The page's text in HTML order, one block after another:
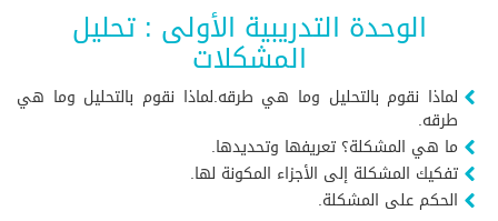
الوحدة التدريبية الأولى : تحليل
المشكلات
لماذا نقوم بالتحليل وما هي طرقه.لماذا نقوم بالتحليل وما هي
طرقه.
ما هي المشكلة؟ تعريفها وتحديدها.
تفكيك المشكلة إلى الأجزاء المكونة لها.
الحكم على المشكلة.